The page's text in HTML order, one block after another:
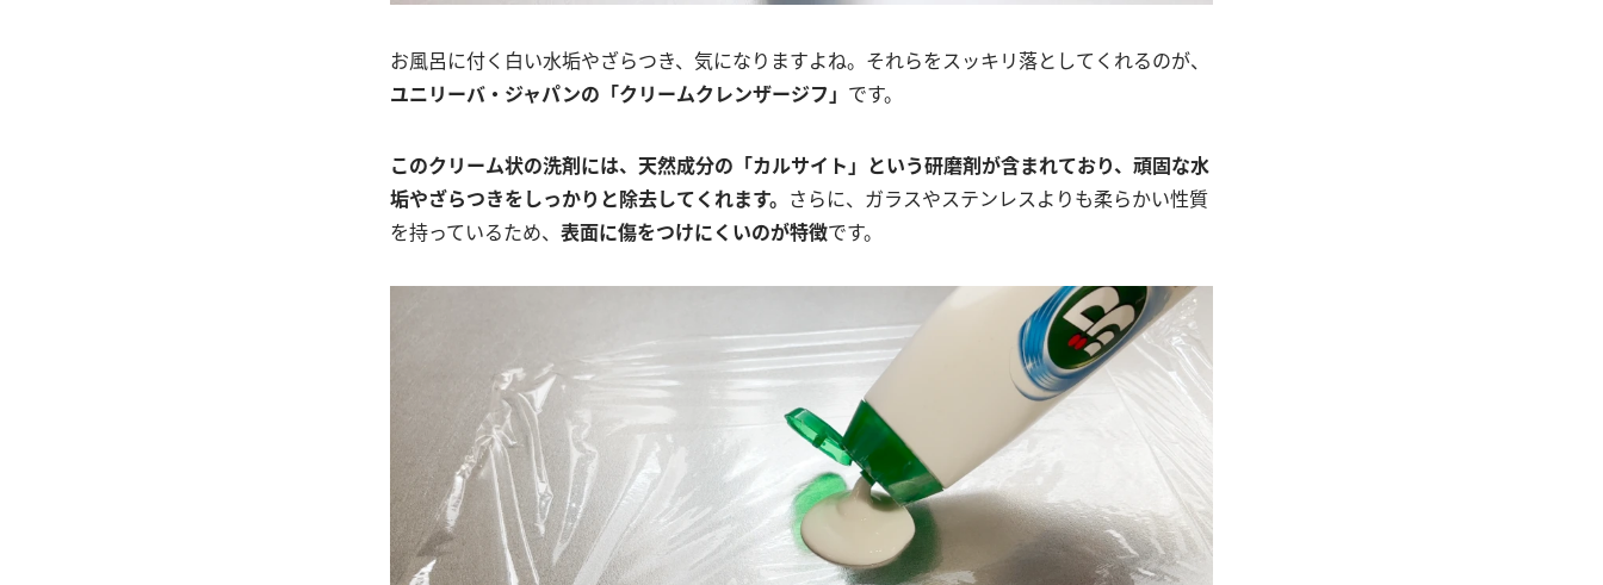
お風呂に付く白い水垢やざらつき、気になりますよね。それらをスッキリ落としてくれるのが、
ユニリーバ・ジャパンの「クリームクレンザージフ」 です。
このクリーム状の洗剤には、天然成分の「カルサイト」という研磨剤が含まれており、頑固な水
垢やざらつきをしっかりと除去してくれます。 さらに、ガラスやステンレスよりも柔らかい性質
を持っているため、 表面に傷をつけにくいのが特徴です。